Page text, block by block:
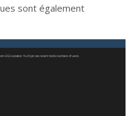
sont également